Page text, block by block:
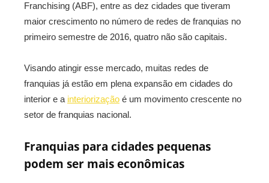
Franchising (ABF), entre as dez cidades que tiveram
maior crescimento no número de redes de franquias no
primeiro semestre de 2016, quatro não são capitais.
Visando atingir esse mercado, muitas redes de
franquias já estão em plena expansão em cidades do
interior e a interiorização é um movimento crescente no
setor de franquias nacional.
Franquias para cidades pequenas
podem ser mais econômicas